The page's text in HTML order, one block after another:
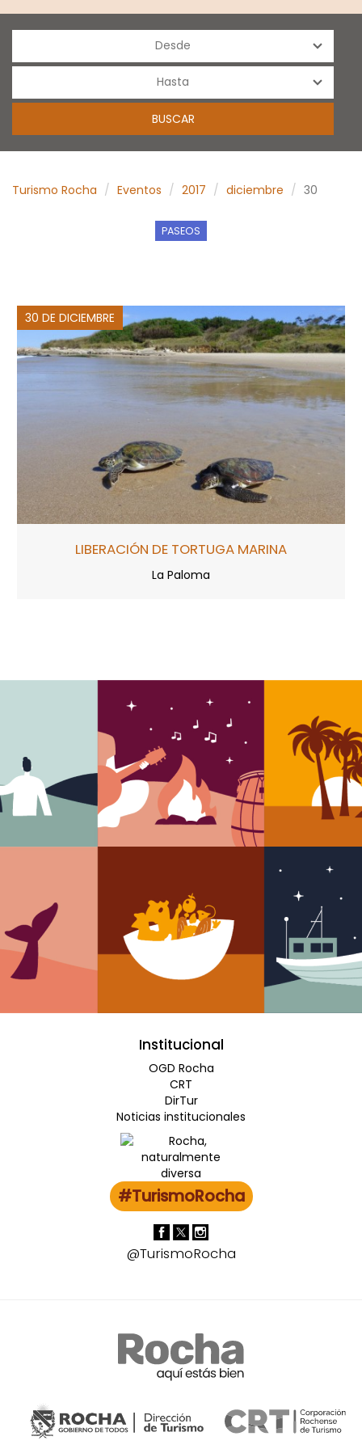
Turismo Rocha Eventos 2017 diciembre 30
PASEOS
30 DE DICIEMBRE
LIBERACIÓN DE TORTUGA MARINA
La Paloma
Institucional
OGD Rocha
CRT
DirTur
Noticias institucionales
#TurismoRocha
@TurismoRocha